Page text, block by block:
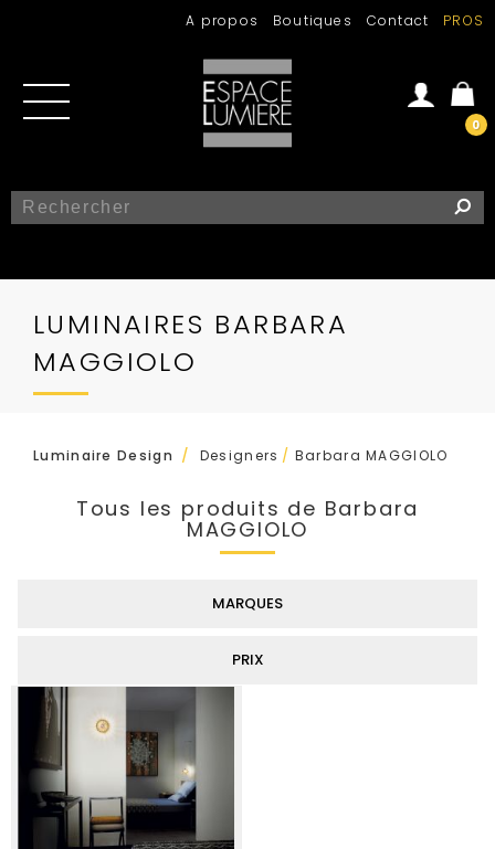
A propos Boutiques Contact PROS
0
Se connecter
LUMINAIRES BARBARA
MAGGIOLO
Luminaire Design / Designers / Barbara MAGGIOLO
Tous les produits de Barbara
MAGGIOLO
MARQUES
PRIX